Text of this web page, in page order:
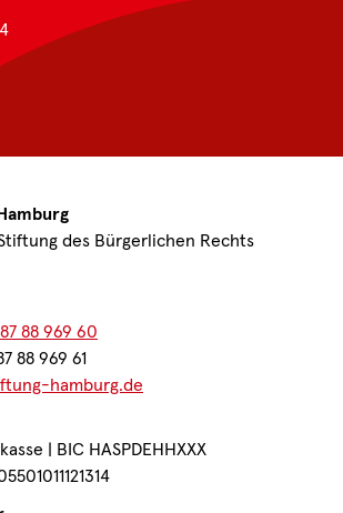
des Bürgerlichen Rechts
88 969 60
88 969 61
hamburg.de
| BIC HASPDEHHXXX